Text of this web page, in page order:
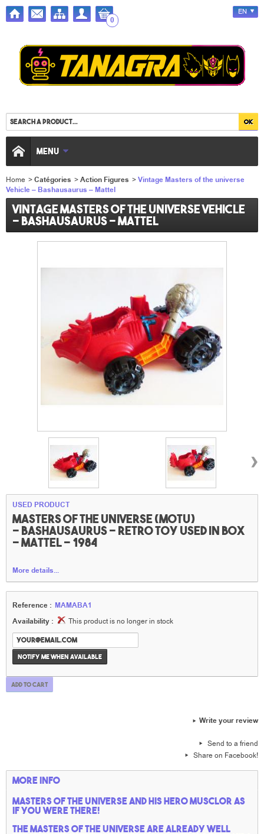
0
EN
MENU
Home >Catégories >Action Figures >Vintage Masters of the universe
Vehicle – Bashausaurus – Mattel
Vintage Masters of the universe Vehicle
– Bashausaurus – Mattel
›
USED PRODUCT
Masters of the universe (MOTU)
- Bashausaurus - retro toy used in box
- Mattel - 1984
More details...
Reference : MAMABA1
Availability :
This product is no longer in stock
Notify me when available
Add to cart
Write your review
Send to a friend
Share on Facebook!
More info
Masters of the universe and his hero Musclor as
if you were there!
The masters of the universe are already well